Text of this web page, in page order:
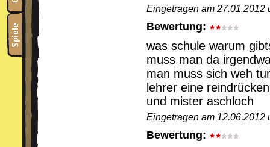
Eingetragen am 27.01.2012
Bewertung:
was schule warum
muss man da
man muss sich weh
lehrer eine
und mister aschloch
Eingetragen am 12.06.2012
Bewertung: